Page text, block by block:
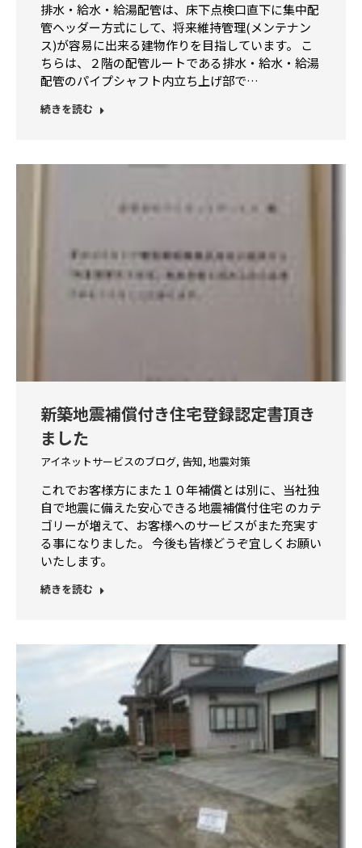
排水・給水・給湯配管は、床下点検口直下に集中配
管ヘッダー方式にして、将来維持管理(メンテナン
ス)が容易に出来る建物作りを目指しています。 こ
ちらは、２階の配管ルートである排水・給水・給湯
配管のパイプシャフト内立ち上げ部で…
続きを読む
新築地震補償付き住宅登録認定書頂き
ました
アイネットサービスのブログ, 告知, 地震対策
これでお客様方にまた１０年補償とは別に、当社独
自で地震に備えた安心できる地震補償付住宅 のカテ
ゴリーが増えて、お客様へのサービスがまた充実す
る事になりました。 今後も皆様どうぞ宜しくお願い
いたします。
続きを読む